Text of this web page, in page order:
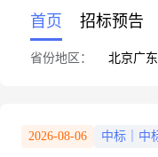
首页 招标预告
省份地区： 北京广东
2026-08-06 中标｜中